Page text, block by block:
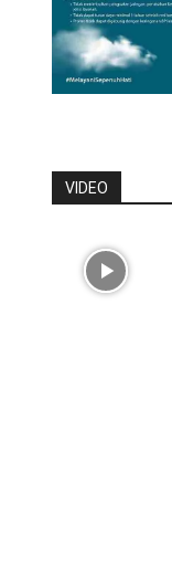
VIDEO